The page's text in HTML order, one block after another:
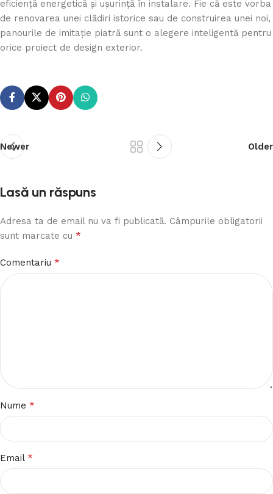
eficiență energetică și ușurință în instalare. Fie că este vorba
de renovarea unei clădiri istorice sau de construirea unei noi,
panourile de imitație piatră sunt o alegere inteligentă pentru
orice proiect de design exterior.
Newer Older
Lasă un răspuns
Adresa ta de email nu va fi publicată. Câmpurile obligatorii
sunt marcate cu *
Comentariu *
Nume *
Email *